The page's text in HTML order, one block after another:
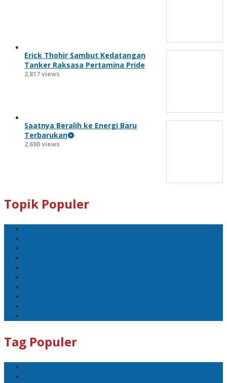
Erick Thohir Sambut Kedatangan
Tanker Raksasa Pertamina Pride
2,817 views
Saatnya Beralih ke Energi Baru
Terbarukan
2,690 views
Topik Populer
Tag Populer